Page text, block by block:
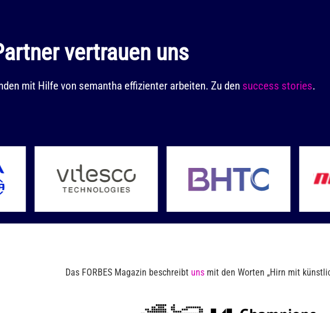
vertrauen uns
mit Hilfe von semantha effizienter arbeiten. Zu den success stories.
Das FORBES Magazin beschreibt uns mit den Worten „Hirn mit